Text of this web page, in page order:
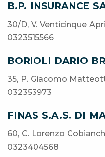
B.P. INSURANCE
30/D, V. Venticinque
0323515566
BORIOLI DARIO
35, P. Giacomo
032353973
FINAS S.A.S. DI
60, C. Lorenzo
0323404568